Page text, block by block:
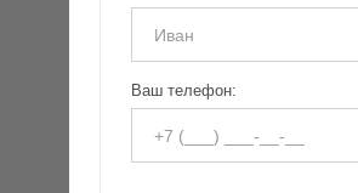
Ваш телефон: